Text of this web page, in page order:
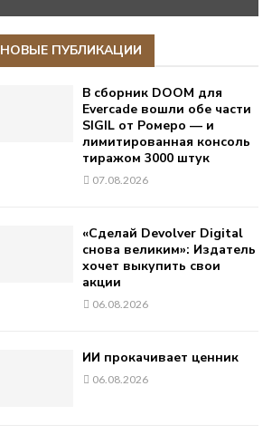
НОВЫЕ ПУБЛИКАЦИИ
В сборник DOOM для
Evercade вошли обе части
SIGIL от Ромеро — и
лимитированная консоль
тиражом 3000 штук
07.08.2026
«Сделай Devolver Digital
снова великим»: Издатель
хочет выкупить свои
акции
06.08.2026
ИИ прокачивает ценник
06.08.2026